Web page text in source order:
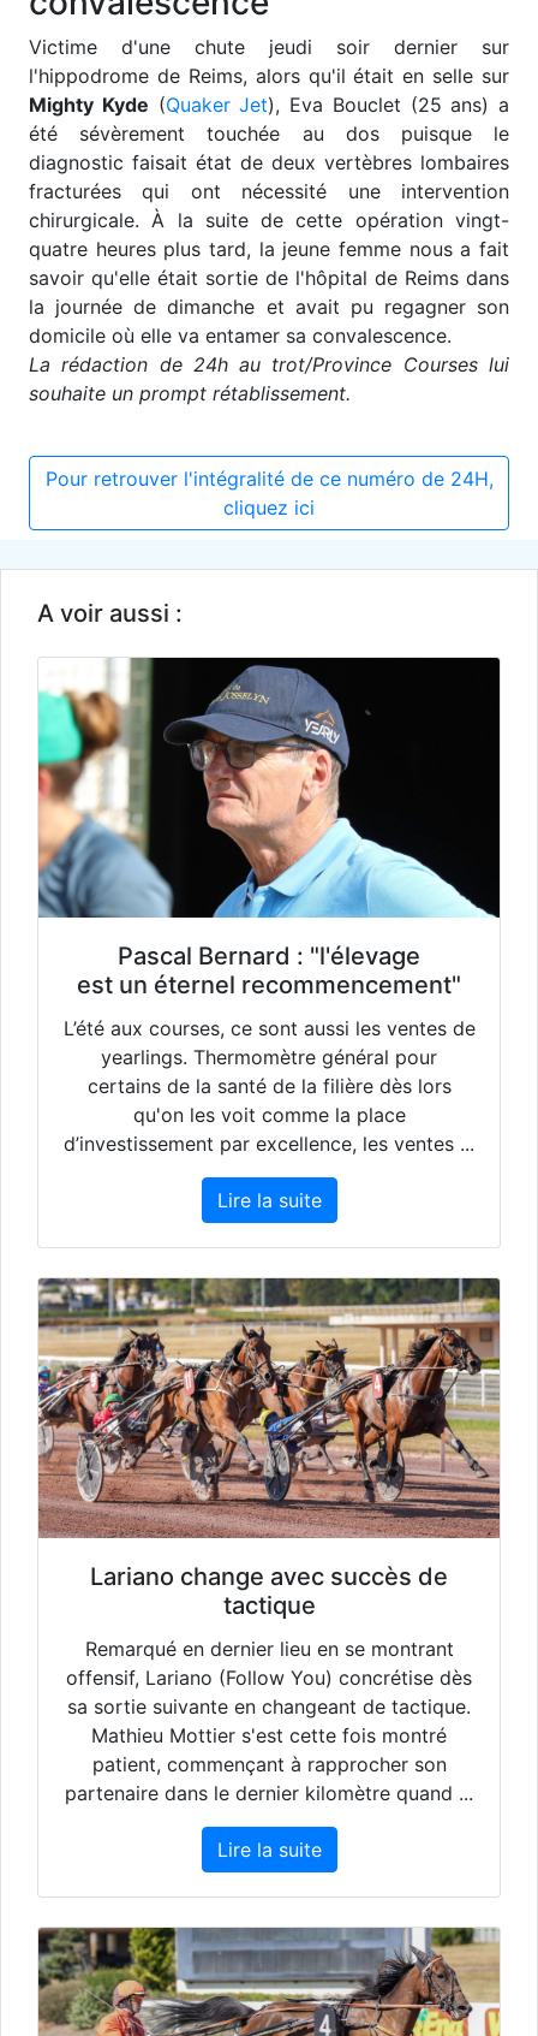
Victime d'une chute jeudi soir dernier sur
l'hippodrome de Reims, alors qu'il était en selle sur
Mighty Kyde (Quaker Jet), Eva Bouclet (25 ans) a
été sévèrement touchée au dos puisque le
diagnostic faisait état de deux vertèbres lombaires
fracturées qui ont nécessité une intervention
chirurgicale. À la suite de cette opération vingt-
quatre heures plus tard, la jeune femme nous a fait
savoir qu'elle était sortie de l'hôpital de Reims dans
la journée de dimanche et avait pu regagner son
domicile où elle va entamer sa convalescence.
La rédaction de 24h au trot/Province Courses lui
souhaite un prompt rétablissement.
Pour retrouver l'intégralité de ce numéro de 24H,
cliquez ici
A voir aussi :
Pascal Bernard : "l'élevage
est un éternel recommencement"
L’été aux courses, ce sont aussi les ventes de
yearlings. Thermomètre général pour
certains de la santé de la filière dès lors
qu'on les voit comme la place
d’investissement par excellence, les ventes ...
Lire la suite
Lariano change avec succès de
tactique
Remarqué en dernier lieu en se montrant
offensif, Lariano (Follow You) concrétise dès
sa sortie suivante en changeant de tactique.
Mathieu Mottier s'est cette fois montré
patient, commençant à rapprocher son
partenaire dans le dernier kilomètre quand ...
Lire la suite